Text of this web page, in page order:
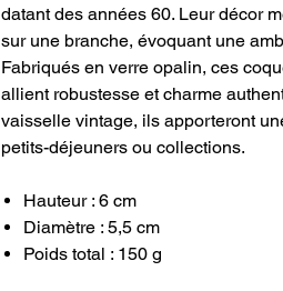
datant des années 60. Leur décor
sur une branche, évoquant une
Fabriqués en verre opalin, ces
allient robustesse et charme
vaisselle vintage, ils apporteront
petits-déjeuners ou collections.
Hauteur : 6 cm
Diamètre : 5,5 cm
Poids total : 150 g